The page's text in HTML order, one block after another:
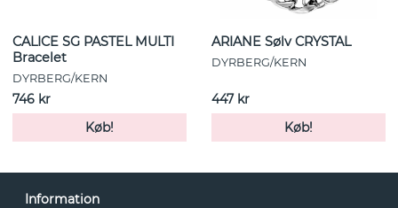
CALICE SG PASTEL MULTI
Bracelet
DYRBERG/KERN
746 kr
Køb!
ARIANE Sølv CRYSTAL
DYRBERG/KERN
447 kr
Køb!
Information